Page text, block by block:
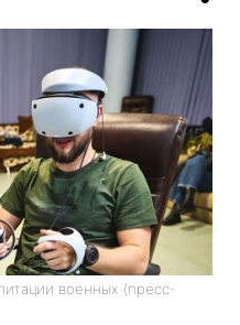
военных (пресс-